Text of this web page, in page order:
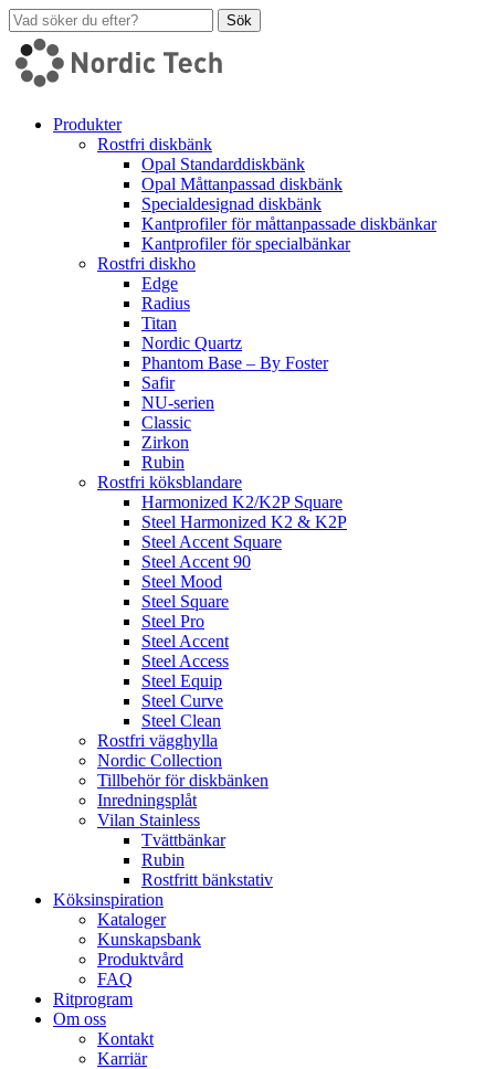
Sök
Produkter
Rostfri diskbänk
Opal Standarddiskbänk
Opal Måttanpassad diskbänk
Specialdesignad diskbänk
Kantprofiler för måttanpassade diskbänkar
Kantprofiler för specialbänkar
Rostfri diskho
Edge
Radius
Titan
Nordic Quartz
Phantom Base – By Foster
Safir
NU-serien
Classic
Zirkon
Rubin
Rostfri köksblandare
Harmonized K2/K2P Square
Steel Harmonized K2 & K2P
Steel Accent Square
Steel Accent 90
Steel Mood
Steel Square
Steel Pro
Steel Accent
Steel Access
Steel Equip
Steel Curve
Steel Clean
Rostfri vägghylla
Nordic Collection
Tillbehör för diskbänken
Inredningsplåt
Vilan Stainless
Tvättbänkar
Rubin
Rostfritt bänkstativ
Köksinspiration
Kataloger
Kunskapsbank
Produktvård
FAQ
Ritprogram
Om oss
Kontakt
Karriär